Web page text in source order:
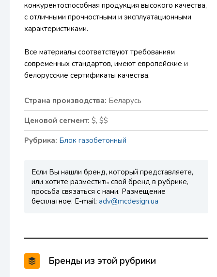
конкурентоспособная продукция высокого качества,
с отличными прочностными и эксплуатационными
характеристиками.
Все материалы соответствуют требованиям
современных стандартов, имеют европейские и
белорусские сертификаты качества.
Страна производства: Беларусь
Ценовой сегмент: $, $$
Рубрика: Блок газобетонный
Если Вы нашли бренд, который представляете,
или хотите разместить свой бренд в рубрике,
просьба связаться с нами. Размещение
бесплатное. E-mail: adv@mcdesign.ua
Бренды из этой рубрики